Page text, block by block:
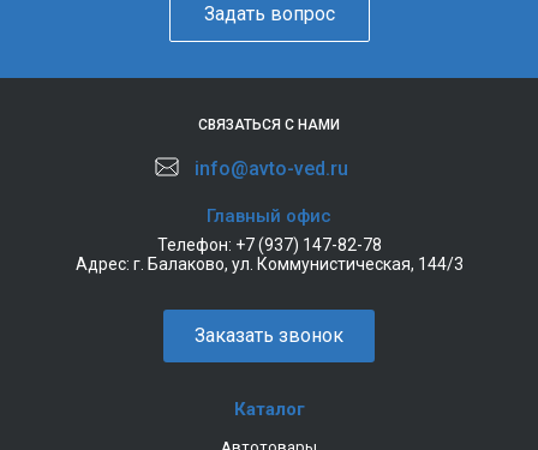
Задать вопрос
СВЯЗАТЬСЯ С НАМИ
info@avto-ved.ru
Главный офис
Телефон: +7 (937) 147-82-78
Адрес: г. Балаково, ул. Коммунистическая, 144/3
Заказать звонок
Каталог